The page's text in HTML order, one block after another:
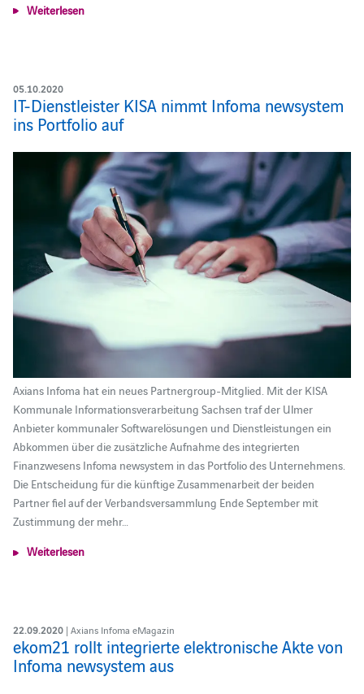
Weiterlesen
05.10.2020
IT-Dienstleister KISA nimmt Infoma newsystem
ins Portfolio auf
Axians Infoma hat ein neues Partnergroup-Mitglied. Mit der KISA
Kommunale Informationsverarbeitung Sachsen traf der Ulmer
Anbieter kommunaler Softwarelösungen und Dienstleistungen ein
Abkommen über die zusätzliche Aufnahme des integrierten
Finanzwesens Infoma newsystem in das Portfolio des Unternehmens.
Die Entscheidung für die künftige Zusammenarbeit der beiden
Partner fiel auf der Verbandsversammlung Ende September mit
Zustimmung der mehr…
Weiterlesen
22.09.2020| Axians Infoma eMagazin
ekom21 rollt integrierte elektronische Akte von
Infoma newsystem aus